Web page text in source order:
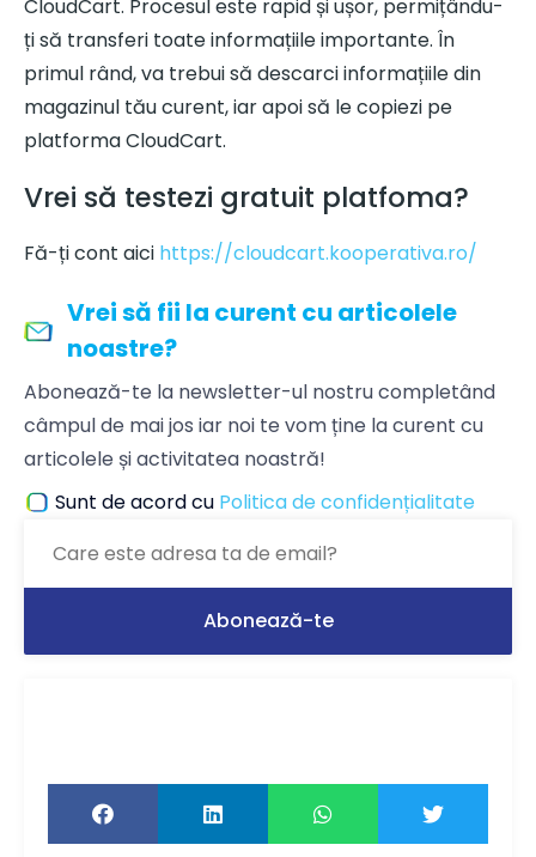
CloudCart. Procesul este rapid și ușor, permițându-
ți să transferi toate informațiile importante. În
primul rând, va trebui să descarci informațiile din
magazinul tău curent, iar apoi să le copiezi pe
platforma CloudCart.
Vrei să testezi gratuit platfoma?
Fă-ți cont aici https://cloudcart.kooperativa.ro/
Vrei să fii la curent cu articolele
noastre?
Abonează-te la newsletter-ul nostru completând
câmpul de mai jos iar noi te vom ține la curent cu
articolele și activitatea noastră!
Sunt de acord cu Politica de confidențialitate